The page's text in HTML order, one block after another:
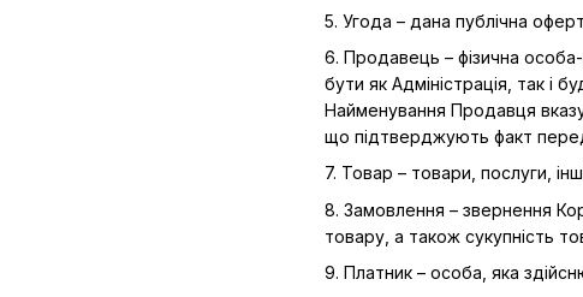
5. Угода – дана публічна
6. Продавець – фізична
бути як Адміністрація, так і
Найменування Продавця
що підтверджують факт
7. Товар – товари, послуги,
8. Замовлення – звернення
товару, а також сукупність
9. Платник – особа, яка